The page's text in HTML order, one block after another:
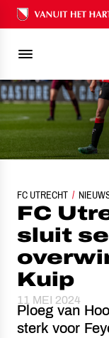
Ons nalatenschap
FC UTRECHT
FC UTRECHT
FC
sluit
Kuip
11 MEI 2024
Ploeg van
sterk voor